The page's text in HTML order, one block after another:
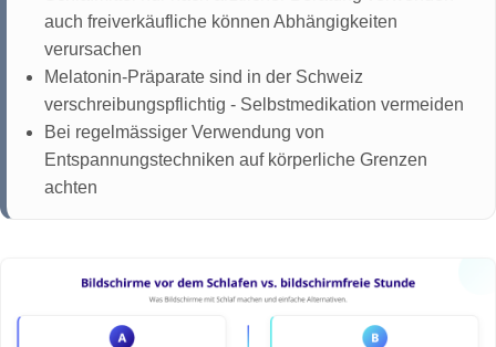
auch freiverkäufliche können Abhängigkeiten
verursachen
Melatonin-Präparate sind in der Schweiz
verschreibungspflichtig - Selbstmedikation vermeiden
Bei regelmässiger Verwendung von
Entspannungstechniken auf körperliche Grenzen
achten